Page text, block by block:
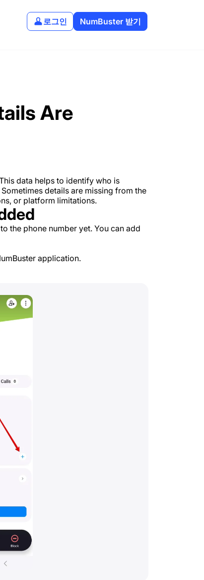
로그인 NumBuster 받기
Are
data helps to identify who is
details are missing from the
or platform limitations.
the phone number yet. You can add
application.